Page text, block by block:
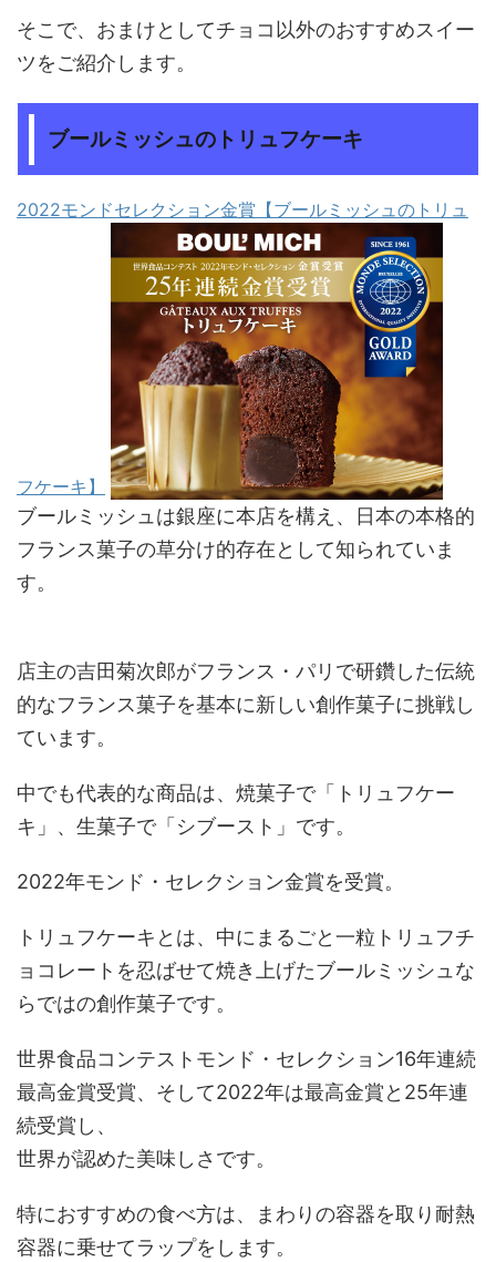
そこで、おまけとしてチョコ以外のおすすめスイー
ツをご紹介します。
ブールミッシュのトリュフケーキ
2022モンドセレクション金賞【ブールミッシュのトリュ
フケーキ】
ブールミッシュは銀座に本店を構え、日本の本格的
フランス菓子の草分け的存在として知られていま
す。
店主の吉田菊次郎がフランス・パリで研鑽した伝統
的なフランス菓子を基本に新しい創作菓子に挑戦し
ています。
中でも代表的な商品は、焼菓子で「トリュフケー
キ」、生菓子で「シブースト」です。
2022年モンド・セレクション金賞を受賞。
トリュフケーキとは、中にまるごと一粒トリュフチ
ョコレートを忍ばせて焼き上げたブールミッシュな
らではの創作菓子です。
世界食品コンテストモンド・セレクション16年連続
最高金賞受賞、そして2022年は最高金賞と25年連
続受賞し、
世界が認めた美味しさです。
特におすすめの食べ方は、まわりの容器を取り耐熱
容器に乗せてラップをします。